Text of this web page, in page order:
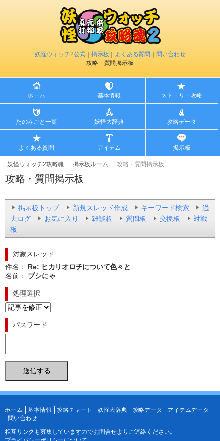
妖怪ウォッチ2公式｜ 掲示板 よくある質問
問い合わせ
攻略・質問掲示板
ホーム 基本情報 ストーリー攻略
たのみごと一覧 妖怪大辞典 攻略データ
よくある質問 アイテム 掲示板
妖怪ウォッチ2攻略魂 掲示板ルーム 攻略・質問掲示板
攻略・質問掲示板
掲示板トップ 新規スレッド作成 キーワード検索
過
去ログ
お気に入り 雑談板 質問板 交換板
対戦
板
対象スレッド
件名： Re: ヒカリオロチについて色々と
名前： ブシにゃ
処理選択
パスワード
ホーム 基本情報 攻略チャート 妖怪大辞典 攻略データ
アイテムデータ
問い合わせ
相互リンクも募集していますのでお問合せよりご連絡ください。